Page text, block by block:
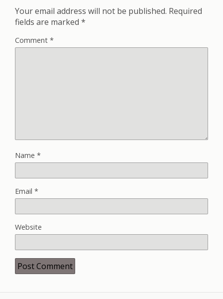
Your email address will not be published. Required
fields are marked *
Comment *
Name *
Email *
Website